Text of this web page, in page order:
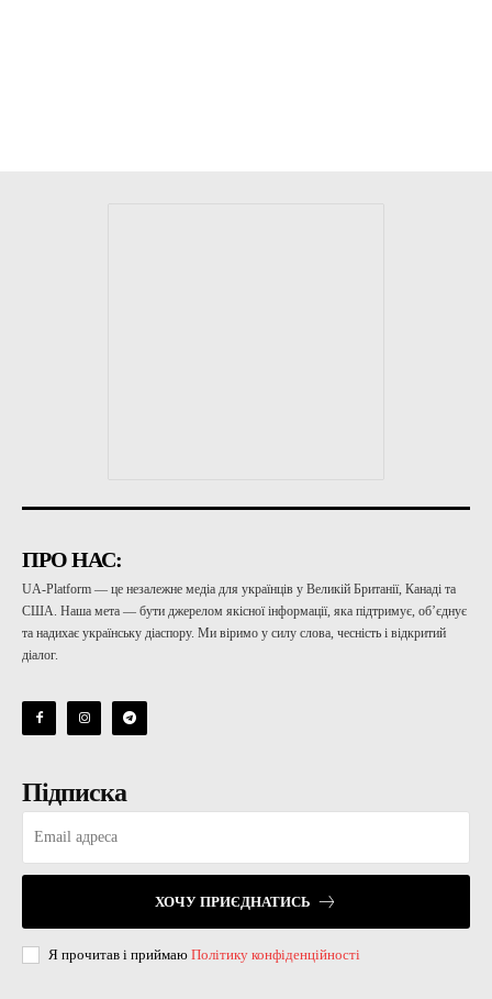
ПРО НАС:
UA-Platform — це незалежне медіа для українців у Великій Британії, Канаді та
США. Наша мета — бути джерелом якісної інформації, яка підтримує, об’єднує
та надихає українську діаспору. Ми віримо у силу слова, чесність і відкритий
діалог.
Підписка
ХОЧУ ПРИЄДНАТИСЬ
Я прочитав і приймаю Політику конфіденційності